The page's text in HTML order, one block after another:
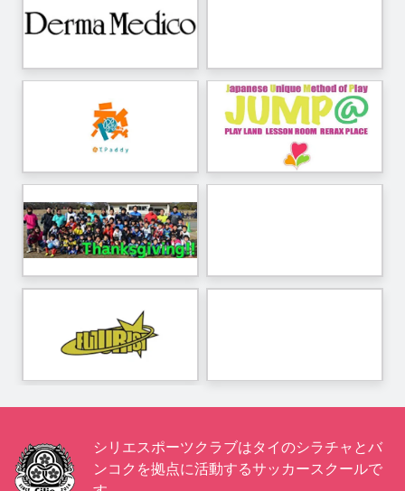
シリエスポーツクラブはタイのシラチャとバ
ンコクを拠点に活動するサッカースクールで